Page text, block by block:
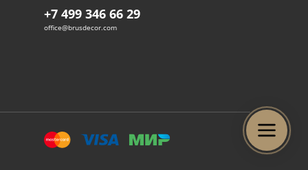
+7 499 346 66 29
office@brusdecor.com